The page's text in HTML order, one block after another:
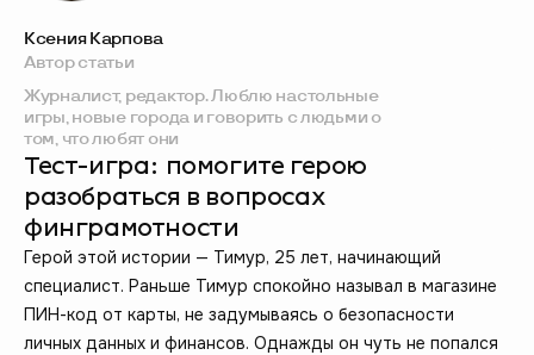
Ксения Карпова
Автор статьи
Журналист, редактор. Люблю настольные
игры, новые города и говорить с людьми о
том, что любят они
Тест-игра: помогите герою
разобраться в вопросах
финграмотности
Герой этой истории — Тимур, 25 лет, начинающий
специалист. Раньше Тимур спокойно называл в магазине
ПИН-код от карты, не задумываясь о безопасности
личных данных и финансов. Однажды он чуть не попался